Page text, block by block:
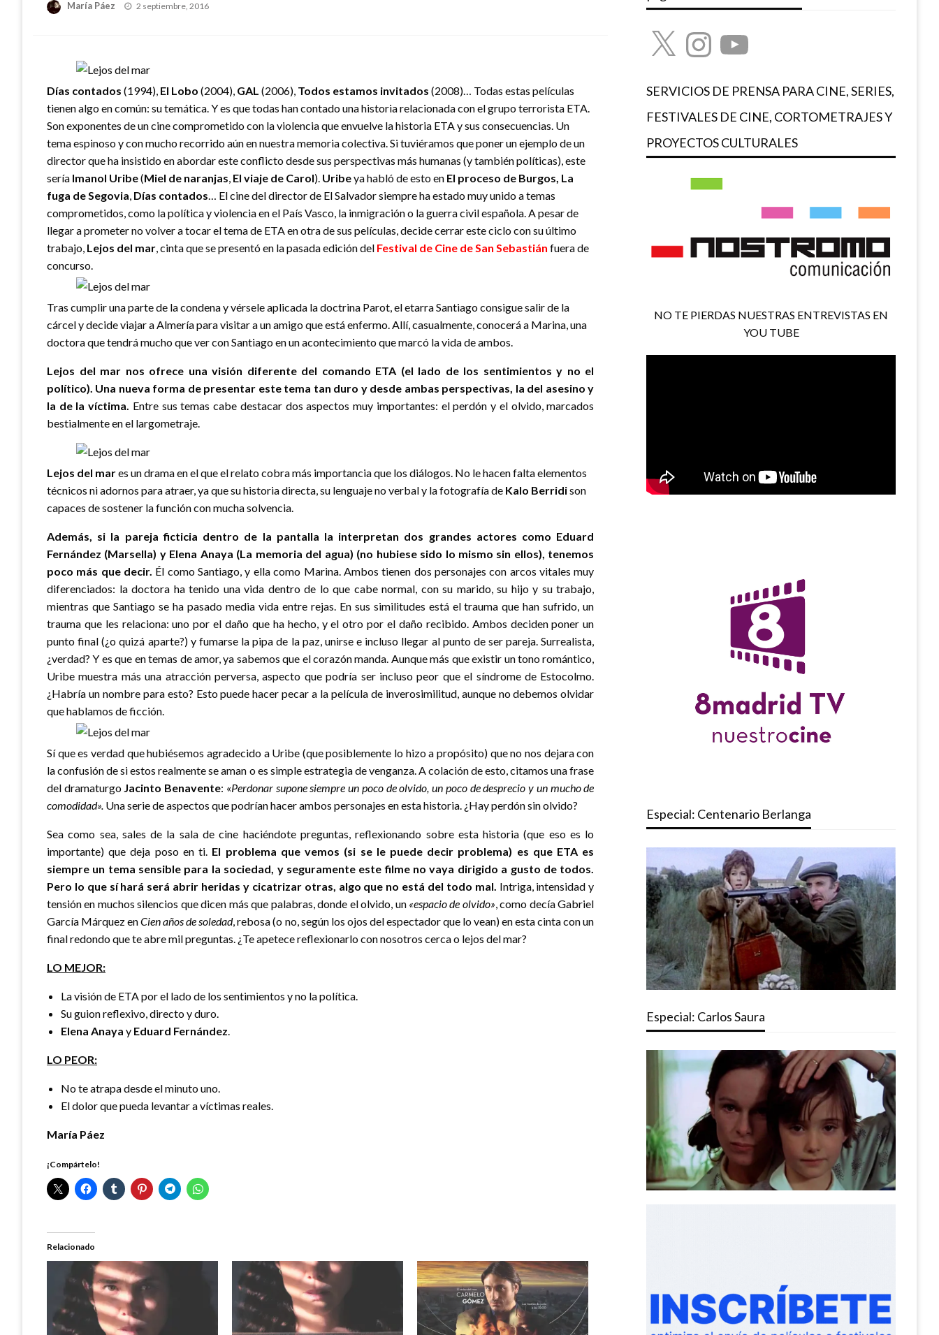
María Páez
Publicado
2 septiembre, 2016
Días contados (1994), El Lobo (2004), GAL (2006), Todos estamos invitados (2008)… Todas estas películas
tienen algo en común: su temática. Y es que todas han contado una historia relacionada con el grupo terrorista ETA.
Son exponentes de un cine comprometido con la violencia que envuelve la historia ETA y sus consecuencias. Un
tema espinoso y con mucho recorrido aún en nuestra memoria colectiva. Si tuviéramos que poner un ejemplo de un
director que ha insistido en abordar este conflicto desde sus perspectivas más humanas (y también políticas), este
sería Imanol Uribe(Miel de naranjas, El viaje de Carol). Uribeya habló de esto en El proceso de Burgos, La
fuga de Segovia, Días contados… El cine del director de El Salvador siempre ha estado muy unido a temas
comprometidos, como la política y violencia en el País Vasco, la inmigración o la guerra civil española. A pesar de
llegar a prometer no volver a tocar el tema de ETA en otra de sus películas, decide cerrar este ciclo con su último
trabajo, Lejos del mar, cinta que se presentó en la pasada edición del Festival de Cine de San Sebastián fuera de
concurso.
Tras cumplir una parte de la condena y vérsele aplicada la doctrina Parot, el etarra Santiago consigue salir de la
cárcel y decide viajar a Almería para visitar a un amigo que está enfermo. Allí, casualmente, conocerá a Marina, una
doctora que tendrá mucho que ver con Santiago en un acontecimiento que marcó la vida de ambos.
Lejos del mar nos ofrece una visión diferente del comando ETA (el lado de los sentimientos y no el
político). Una nueva forma de presentar este tema tan duro y desde ambas perspectivas, la del asesino y
la de la víctima. Entre sus temas cabe destacar dos aspectos muy importantes: el perdón y el olvido, marcados
bestialmente en el largometraje.
Lejos del mares un drama en el que el relato cobra más importancia que los diálogos. No le hacen falta elementos
técnicos ni adornos para atraer, ya que su historia directa, su lenguaje no verbal y la fotografía de Kalo Berridison
capaces de sostener la función con mucha solvencia.
Además, si la pareja ficticia dentro de la pantalla la interpretan dos grandes actores como Eduard
Fernández (Marsella) y Elena Anaya (La memoria del agua) (no hubiese sido lo mismo sin ellos), tenemos
poco más que decir. Él como Santiago, y ella como Marina. Ambos tienen dos personajes con arcos vitales muy
diferenciados: la doctora ha tenido una vida dentro de lo que cabe normal, con su marido, su hijo y su trabajo,
mientras que Santiago se ha pasado media vida entre rejas. En sus similitudes está el trauma que han sufrido, un
trauma que les relaciona: uno por el daño que ha hecho, y el otro por el daño recibido. Ambos deciden poner un
punto final (¿o quizá aparte?) y fumarse la pipa de la paz, unirse e incluso llegar al punto de ser pareja. Surrealista,
¿verdad? Y es que en temas de amor, ya sabemos que el corazón manda. Aunque más que existir un tono romántico,
Uribe muestra más una atracción perversa, aspecto que podría ser incluso peor que el síndrome de Estocolmo.
¿Habría un nombre para esto? Esto puede hacer pecar a la película de inverosimilitud, aunque no debemos olvidar
que hablamos de ficción.
Sí que es verdad que hubiésemos agradecido a Uribe (que posiblemente lo hizo a propósito) que no nos dejara con
la confusión de si estos realmente se aman o es simple estrategia de venganza. A colación de esto, citamos una frase
del dramaturgo Jacinto Benavente: «Perdonar supone siempre un poco de olvido, un poco de desprecio y un mucho de
comodidad». Una serie de aspectos que podrían hacer ambos personajes en esta historia. ¿Hay perdón sin olvido?
Sea como sea, sales de la sala de cine haciéndote preguntas, reflexionando sobre esta historia (que eso es lo
importante) que deja poso en ti. El problema que vemos (si se le puede decir problema) es que ETA es
siempre un tema sensible para la sociedad, y seguramente este filme no vaya dirigido a gusto de todos.
Pero lo que sí hará será abrir heridas y cicatrizar otras, algo que no está del todo mal. Intriga, intensidad y
tensión en muchos silencios que dicen más que palabras, donde el olvido, un«espacio de olvido», como decía Gabriel
García Márquez enCien años de soledad, rebosa (o no, según los ojos del espectador que lo vean) en esta cinta con un
final redondo que te abre mil preguntas. ¿Te apetece reflexionarlo con nosotros cerca o lejos del mar?
LO MEJOR:
La visión de ETA por el lado de los sentimientos y no la política.
Su guion reflexivo, directo y duro.
Elena Anaya y Eduard Fernández.
LO PEOR:
No te atrapa desde el minuto uno.
El dolor que pueda levantar a víctimas reales.
María Páez
¡Compártelo!
Relacionado
X InstagramYouTube
SERVICIOS DE PRENSA PARA CINE, SERIES,
FESTIVALES DE CINE, CORTOMETRAJES Y
PROYECTOS CULTURALES
NO TE PIERDAS NUESTRAS ENTREVISTAS EN
YOU TUBE
Especial: Centenario Berlanga
Especial: Carlos Saura